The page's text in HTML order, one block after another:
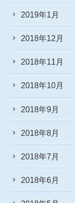
2019年1月
2018年12月
2018年11月
2018年10月
2018年9月
2018年8月
2018年7月
2018年6月